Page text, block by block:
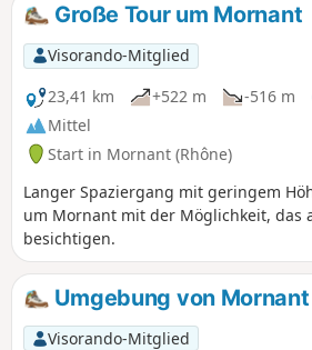
Große Tour um Mornant
Visorando-Mitglied
23,41 km
+522 m -516 m
Mittel
Start in Mornant (Rhône)
Langer Spaziergang mit geringem
um Mornant mit der Möglichkeit, das
besichtigen.
Umgebung von Mornant
Visorando-Mitglied